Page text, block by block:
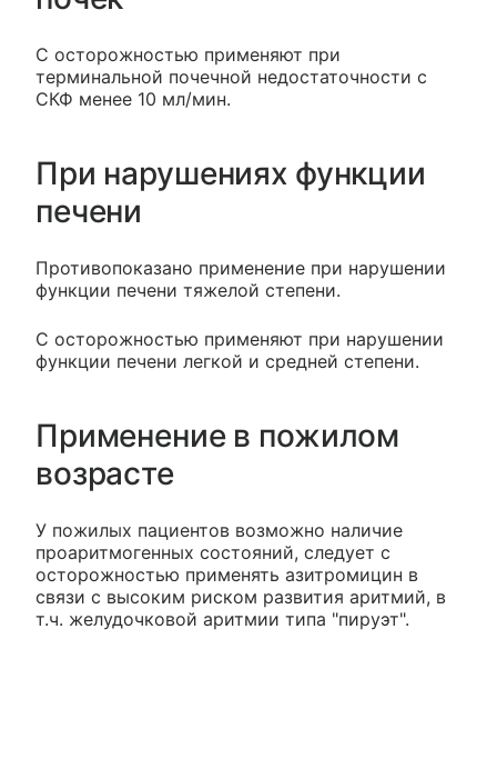
С осторожностью применяют при
терминальной почечной недостаточности с
СКФ менее 10 мл/мин.
При нарушениях функции
печени
Противопоказано применение при нарушении
функции печени тяжелой степени.
С осторожностью применяют при нарушении
функции печени легкой и средней степени.
Применение в пожилом
возрасте
У пожилых пациентов возможно наличие
проаритмогенных состояний, следует с
осторожностью применять азитромицин в
связи с высоким риском развития аритмий, в
т.ч. желудочковой аритмии типа "пируэт".